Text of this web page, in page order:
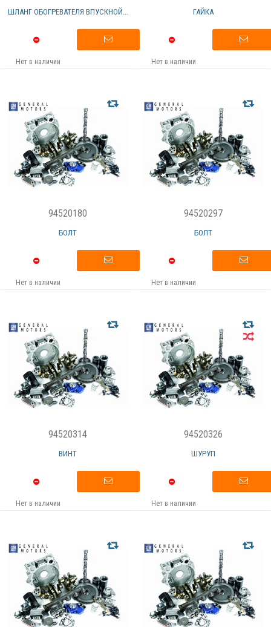
ШЛАНГ ОБОГРЕВАТЕЛЯ ВПУСКНОЙ...
Нет в наличии
ГАЙКА
Нет в наличии
94520180
БОЛТ
Нет в наличии
94520297
БОЛТ
Нет в наличии
94520314
ВИНТ
Нет в наличии
94520326
ШУРУП
Нет в наличии